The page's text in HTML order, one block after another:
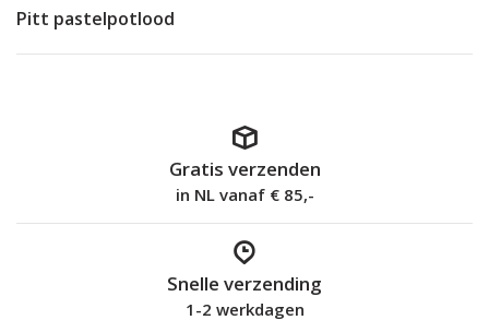
Pitt pastelpotlood
Gratis verzenden
in NL vanaf € 85,-
Snelle verzending
1-2 werkdagen